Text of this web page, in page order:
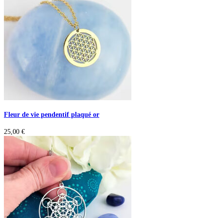
Fleur de vie pendentif plaqué or
25,00 €